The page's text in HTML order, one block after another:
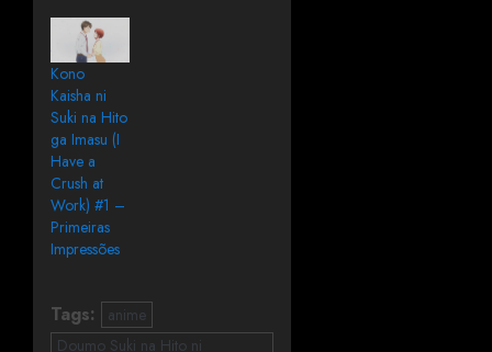
Kono
Kaisha ni
Suki na Hito
ga Imasu (I
Have a
Crush at
Work) #1 –
Primeiras
Impressões
Tags:
anime
Doumo Suki na Hito ni